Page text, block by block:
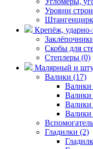
Уровни
Крепёж,
Скобы для
Степлеры (0)
Малярный и
Валики (17)
Валики
Валики
Валики
Гладилки (2)